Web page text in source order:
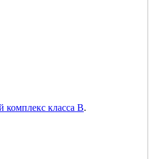
комплекс класса В.